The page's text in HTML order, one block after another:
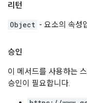
리턴
Object - 요소의 속성
승인
이 메서드를 사용하는
승인이 필요합니다.